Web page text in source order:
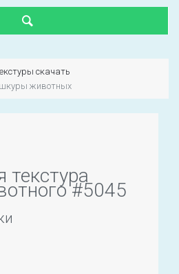
Зарегистрироваться
скачать
животных
текстура
#5045